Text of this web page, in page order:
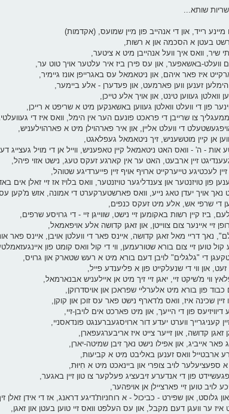
שותא...
רייד, און די אנהייב פון מיין שמועס, (אקדמות)
בעטן א הסכמה און א רשות,
שיר, וואס איך וועל אנהייבן מיט א ציטער,
וועלט-באשאפער, און עס פירן ביז איר עלטער אויך טוט ער,
איז פאר איהם, און ניטאמאל עס באגרייפן אונז גיימיר,
הימלען זענען ווען פארמעט, און פעדערן - אלע ביימער,
וואלטן געווען טינט, און אויך אלע טייכן,
פון די וועלט וואלטן געווען באשאנקען מיט א שריפט א רייכן,
צו שרייבן די פראכט פונעם הער אין הימל, וואס איז די
די וועלט אליין, און איר פארהוילן מיט א פארהוילעניש,
אן קיין מוטשעניש, זיך ניטאמאל געפלאגט,
אות - ה' - וואס האט ניטאמאל קיין טאפעניש, ווייל אן די מויל געצייג
זיין ארבעט, האט ער אין קארגע זעקס טעג, נישט אזוי פיהל,
לעכטיגע טייערקייט ארויף אויף זיין פייערדיגע שטוהל,
זענען פון טויזנטער און צענדליגער טויזנטער, וואס בלויז אז זיי זאלן אים
נאך אויך יעדן טאג נייע, וואס פארשטערקערט די אמונה, אזש מ'קען
די שרפי אש, אלע מיט זעקס כנפים,
ביז קיין רשות באקומען זיי נישט, שווייגן זיי - די גרויסע שרפים,
זיי איינער צום צווייטן, און זאגן קדושה אלע אויפאמאל,
נאך דריי מאל זאגן קדושה, איינס פאר די וועלטן אויבן, איינס פאר
טוען זיי צום בורא שטורעמען, ווי די קול וואס קומט פון
די "גלגלים" לויבן דעם בורא מיט א רעש שטארק און גרויס,
זעט, און ווי די שנעלקייט פון א פליענדע פייל,
ווי מ'שיקט זיי, יאגן זיי זיך מיט אן איילעניש אבנארמאל,
כבוד פון בורא מיט אלערליי שפראכן און אויסדרוקן,
זיין שכינה איז, וואס מ'דארף נישט פאר עס זוכן און קוקן,
פון די הייעך, און מיט פארכט אים לויבן-זיי,
קעניגרייך ווערט יעדע דור ארויסגעברענגט פונדאסניי,
זאגן קדושה, און זייער צייט איז אריבערגעפארן,
פאר אייביג, און אפילו נישט נאך זיבן שמיטה-יארן,
ארבטייל וואס זענען באליבט מיט א קביעות,
ספעציעלער לויב צופרי און ביינאכט מיט א חִיוּת,
פון די אנדערע זיבעציג פעלקער צו טון זיין באגער,
לויב טוען זיי פארציילן אן אויפהער,
גלוסט, און שפירט - כביכול - א רוחניות'דיגע דראנג, אז די אידן זאלן
איז ער וועגן דעם מקבל, און עס העלפט וואס זיי טוען בעטן און זאגן,